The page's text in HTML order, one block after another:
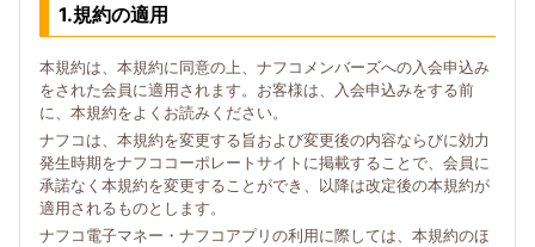
1.規約の適用
本規約は、本規約に同意の上、ナフコメンバーズへの入会申込み
をされた会員に適用されます。お客様は、入会申込みをする前
に、本規約をよくお読みください。
ナフコは、本規約を変更する旨および変更後の内容ならびに効力
発生時期をナフココーポレートサイトに掲載することで、会員に
承諾なく本規約を変更することができ、以降は改定後の本規約が
適用されるものとします。
ナフコ電子マネー・ナフコアプリの利用に際しては、本規約のほ